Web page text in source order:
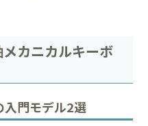
カニカルキーボ
入門モデル2選